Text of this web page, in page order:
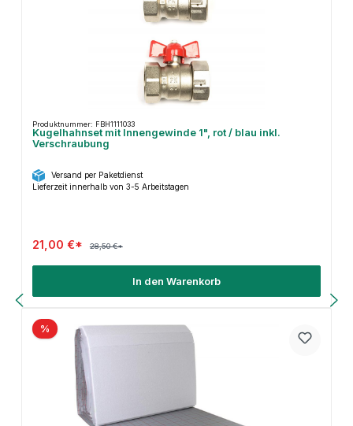
Produktnummer: FBH1111033
Kugelhahnset mit Innengewinde 1", rot / blau inkl.
Verschraubung
Versand per Paketdienst
Lieferzeit innerhalb von 3-5 Arbeitstagen
21,00 €* 28,50 €*
In den Warenkorb
%